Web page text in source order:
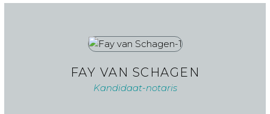
FAY VAN SCHAGEN
Kandidaat-notaris